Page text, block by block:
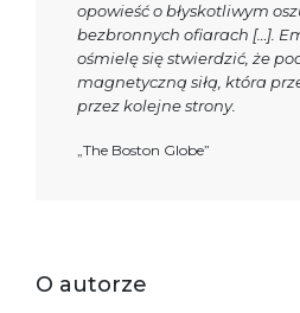
opowieść o błyskotliwym
bezbronnych ofiarach […].
ośmielę się stwierdzić, że
magnetyczną siłą, która
przez kolejne strony.
„The Boston Globe”
O autorze